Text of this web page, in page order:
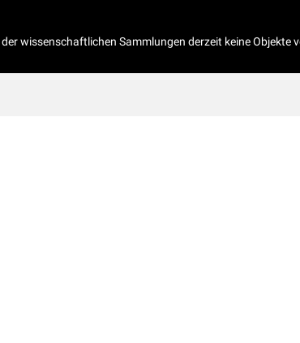
wissenschaftlichen Sammlungen derzeit keine Objekte